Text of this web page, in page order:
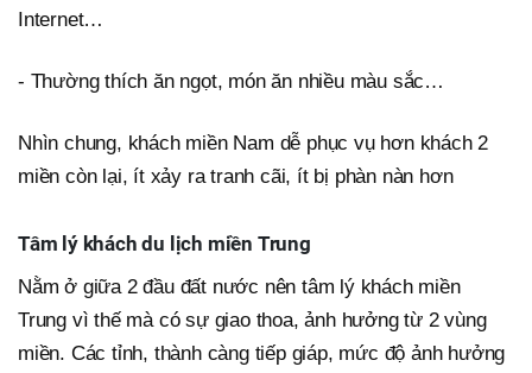
Internet…
- Thường thích ăn ngọt, món ăn nhiều màu sắc…
Nhìn chung, khách miền Nam dễ phục vụ hơn khách 2
miền còn lại, ít xảy ra tranh cãi, ít bị phàn nàn hơn
Tâm lý khách du lịch miền Trung
Nằm ở giữa 2 đầu đất nước nên tâm lý khách miền
Trung vì thế mà có sự giao thoa, ảnh hưởng từ 2 vùng
miền. Các tỉnh, thành càng tiếp giáp, mức độ ảnh hưởng